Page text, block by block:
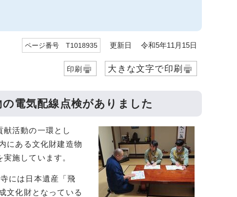
ページ番号 T1018935 更新日 令和5年11月15日
印刷 大きな文字で印刷
電気配線点検がありました
活動の一環とし
にある文化財建造物
施しています。
には日本遺産「飛
文化財となっている